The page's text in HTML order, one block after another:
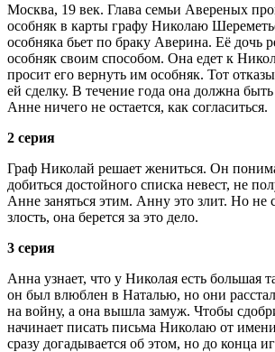
Москва, 19 век. Глава семьи Авереных
особняк в карты графу Николаю
особняка бьет по браку Аверина. Её дочь
особняк своим способом. Она едет к
просит его вернуть им особняк. Тот
ей сделку. В течение года она должна
Анне ничего не остается, как согласиться.
2 серия
Граф Николай решает жениться. Он
добиться достойного списка невест, не
Анне заняться этим. Анну это злит. Но не
злость, она берется за это дело.
3 серия
Анна узнает, что у Николая есть большая
он был влюблен в Наталью, но они
на войну, а она вышла замуж. Чтобы
начинает писать письма Николаю от
сразу догадывается об этом, но до конца